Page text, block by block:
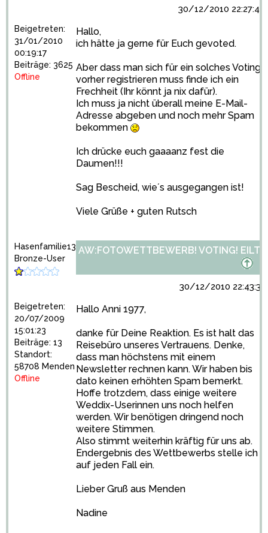
Beigetreten:
31/01/2010
00:19:17
Beiträge: 3625
Offline
30/12/2010 22:27:44
Hallo,
ich hätte ja gerne für Euch gevoted.
Aber dass man sich für ein solches Voting
vorher registrieren muss finde ich ein
Frechheit (Ihr könnt ja nix dafür).
Ich muss ja nicht überall meine E-Mail-
Adresse abgeben und noch mehr Spam
bekommen
Ich drücke euch gaaaanz fest die
Daumen!!!
Sag Bescheid, wie´s ausgegangen ist!
Viele Grüße + guten Rutsch
Hasenfamilie13
Bronze-User
Beigetreten:
20/07/2009
15:01:23
Beiträge: 13
Standort:
58708 Menden
Offline
AW:FOTOWETTBEWERB! VOTING! EILT!
30/12/2010 22:43:31
Hallo Anni 1977,
danke für Deine Reaktion. Es ist halt das
Reisebüro unseres Vertrauens. Denke,
dass man höchstens mit einem
Newsletter rechnen kann. Wir haben bis
dato keinen erhöhten Spam bemerkt.
Hoffe trotzdem, dass einige weitere
Weddix-Userinnen uns noch helfen
werden. Wir benötigen dringend noch
weitere Stimmen.
Also stimmt weiterhin kräftig für uns ab.
Endergebnis des Wettbewerbs stelle ich
auf jeden Fall ein.
Lieber Gruß aus Menden
Nadine